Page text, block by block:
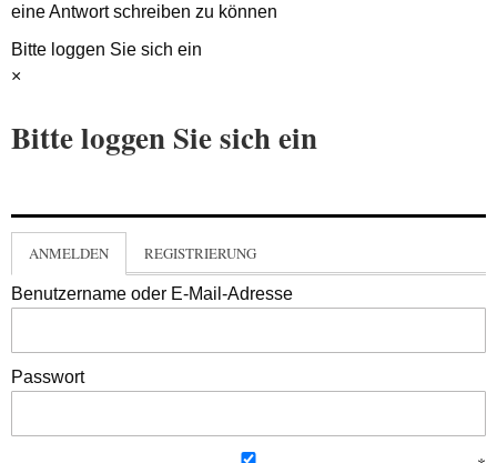
eine Antwort schreiben zu können
Bitte loggen Sie sich ein
×
Bitte loggen Sie sich ein
ANMELDEN REGISTRIERUNG
Benutzername oder E-Mail-Adresse
Passwort